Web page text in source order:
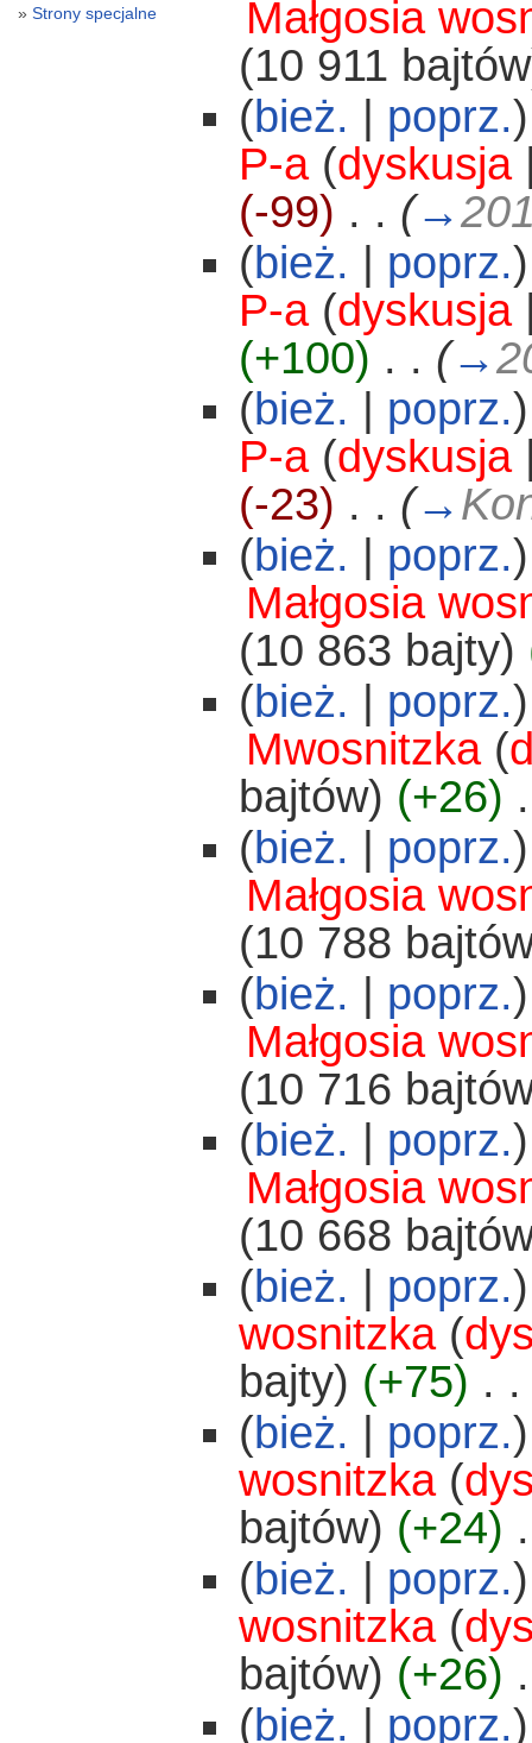
Małgosia
(10 911
(bież. poprz.)
P-a (dyskusja
(-99) . . (→
(bież. poprz.)
P-a (dyskusja
(+100) . . (→
(bież. poprz.)
P-a (dyskusja
(-23) . . (→
(bież. poprz.)
Małgosia
(10 863 bajty)
(bież. poprz.)
Mwosnitzka (
bajtów) (+26)
(bież. poprz.)
Małgosia
(10 788
(bież. poprz.)
Małgosia
(10 716
(bież. poprz.)
Małgosia
(10 668
(bież. poprz.)
wosnitzka (
bajty) (+75) . .
(bież. poprz.)
wosnitzka (
bajtów) (+24)
(bież. poprz.)
wosnitzka (
bajtów) (+26)
(bież. poprz.)
Strony specjalne